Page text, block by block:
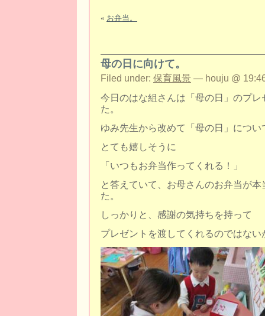
« お弁当。
母の日に向けて。
Filed under: 保育風景 — houju @
今日のはな組さんは「母の日」のプ
た。
ゆみ先生から改めて「母の日」につ
とても嬉しそうに
「いつもお弁当作ってくれる！」
と答えていて、お母さんのお弁当が
た。
しっかりと、感謝の気持ちを持って
プレゼントを渡してくれるのではない